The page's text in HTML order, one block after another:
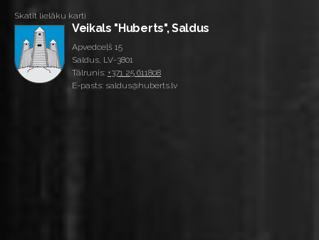
Skatīt lielāku karti
Veikals "Huberts", Saldus
Apvedceļš 15
Saldus, LV-3801
Tālrunis: +371 25 611808
E-pasts: saldus@huberts.lv